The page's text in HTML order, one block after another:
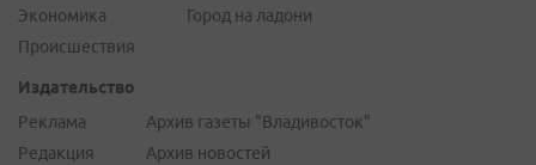
Экономика
Происшествия
Город на ладони
Издательство
Реклама
Редакция
Архив газеты "Владивосток"
Архив новостей